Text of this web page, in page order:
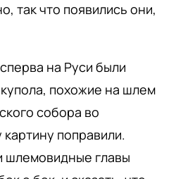
так что появились они,
на Руси были
похожие на шлем
собора во
поправили.
шлемовидные главы